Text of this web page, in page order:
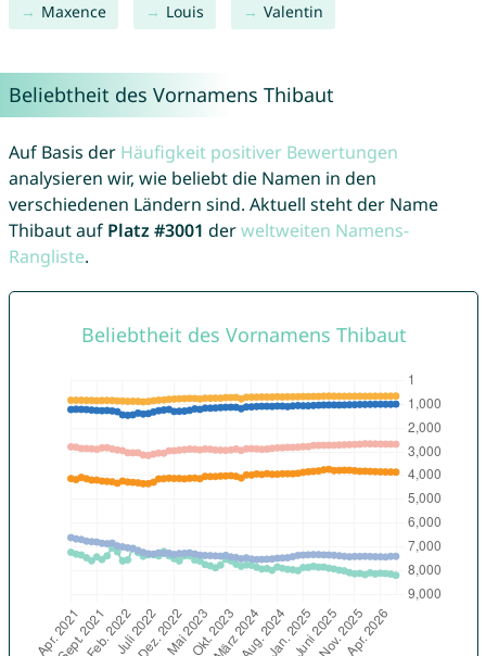
Maxence Louis Valentin
Beliebtheit des Vornamens Thibaut
Auf Basis der Häufigkeit positiver Bewertungen
analysieren wir, wie beliebt die Namen in den
verschiedenen Ländern sind. Aktuell steht der Name
Thibaut auf Platz #3001 derweltweiten Namens-
Rangliste.